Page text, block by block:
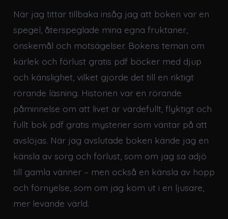
När jag tittar tillbaka insåg jag att boken var en
spegel, återspeglade mina egna fruktaner,
önskemål och motsägelser. Bokens teman om
kärlek och förlust gratis pdf böcker med djup
och känslighet, vilket gjorde det till en riktigt
rörande läsning. Historien var en rörande
påminnelse om att livet är värdefullt, flyktigt och
fullt bok pdf gratis mysterier som väntar på att
avslöjas. När jag avslutade boken kände jag en
känsla av sorg och förlust, som om jag sa adjö
till gamla vänner – men också en känsla av hopp
och förnyelse, som om jag kom ut i en ljusare,
mer levande värld.